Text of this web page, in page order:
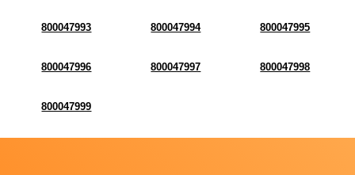
800047993 800047994 800047995
800047996 800047997 800047998
800047999